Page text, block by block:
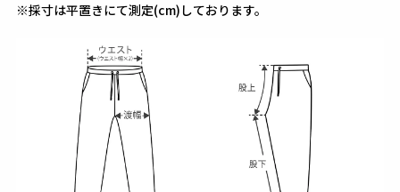
※採寸は平置きにて測定(cm)しております。